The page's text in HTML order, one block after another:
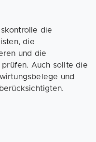
die
die
und die
Auch sollte die
und